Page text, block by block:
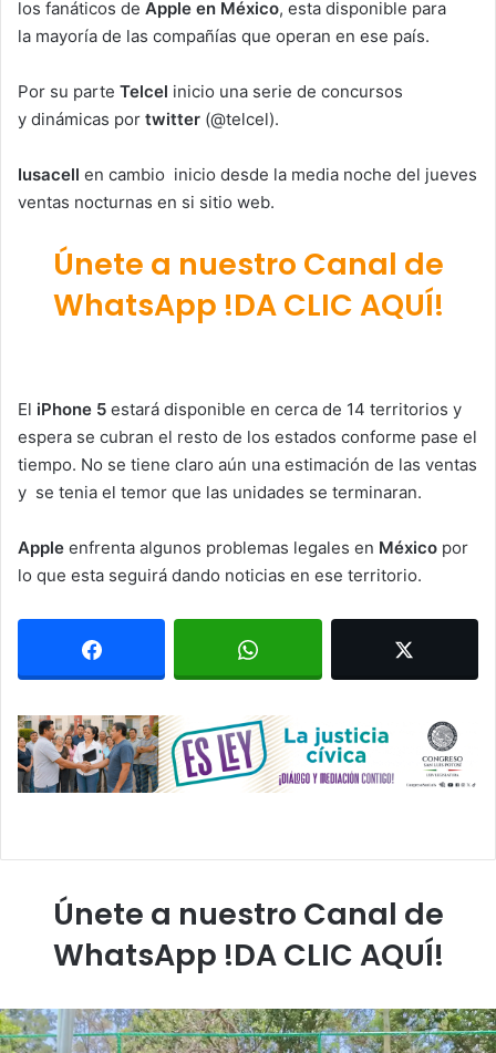
los fanáticos de Apple en México, esta disponible para
la mayoría de las compañías que operan en ese país.
Por su parte Telcel inicio una serie de concursos
y dinámicas por twitter (@telcel).
Iusacell en cambio inicio desde la media noche del jueves
ventas nocturnas en si sitio web.
Únete a nuestro Canal de
WhatsApp !DA CLIC AQUÍ!
El iPhone 5 estará disponible en cerca de 14 territorios y
espera se cubran el resto de los estados conforme pase el
tiempo. No se tiene claro aún una estimación de las ventas
y se tenia el temor que las unidades se terminaran.
Apple enfrenta algunos problemas legales en México por
lo que esta seguirá dando noticias en ese territorio.
Únete a nuestro Canal de
WhatsApp !DA CLIC AQUÍ!